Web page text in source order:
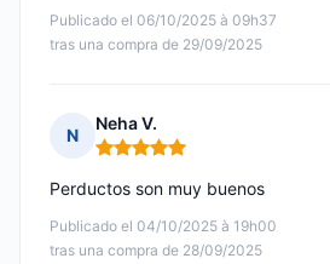
Publicado el 06/10/2025 à 09h37
tras una compra de 29/09/2025
N
Neha V.
Nota: 5 de 5
Publicado el 04/10/2025 à 19h00
tras una compra de 28/09/2025
Perductos son muy buenos